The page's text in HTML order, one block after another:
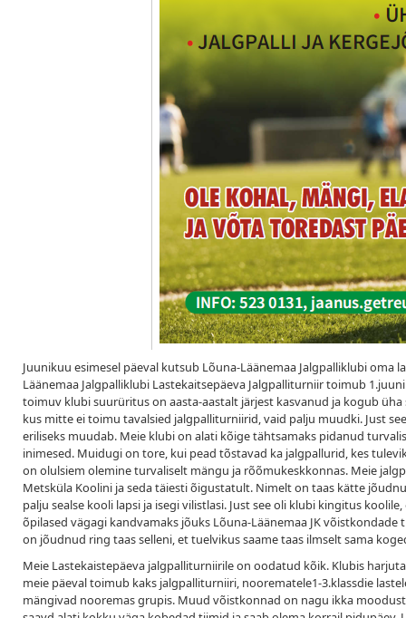
Juunikuu esimesel päeval kutsub Lõuna-Läänemaa Jalgpalliklubi
Läänemaa Jalgpalliklubi Lastekaitsepäeva Jalgpalliturniir toimub
toimuv klubi suurüritus on aasta-aastalt järjest kasvanud ja kogub
kus mitte ei toimu tavalsied jalgpalliturniirid, vaid palju muudki. Just
eriliseks muudab. Meie klubi on alati kõige tähtsamaks pidanud
inimesed. Muidugi on tore, kui pead tõstavad ka jalgpallurid, kes
on olulsiem olemine turvaliselt mängu ja rõõmukeskkonnas. Meie
Metsküla Koolini ja seda täiesti õigustatult. Nimelt on taas kätte
palju sealse kooli lapsi ja isegi vilistlasi. Just see oli klubi kingitus
õpilased vägagi kandvamaks jõuks Lõuna-Läänemaa JK
on jõudnud ring taas selleni, et tuelvikus saame taas ilmselt sama
Meie Lastekaistepäeva jalgpalliturniirile on oodatud kõik. Klubis
meie päeval toimub kaks jalgpalliturniiri, noorematele1-3.klassdie
mängivad nooremas grupis. Muud võistkonnad on nagu ikka